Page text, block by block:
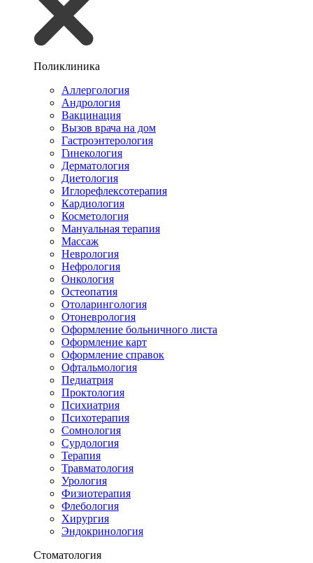
Поликлиника
Аллергология
Андрология
Вакцинация
Вызов врача на дом
Гастроэнтерология
Гинекология
Дерматология
Диетология
Иглорефлексотерапия
Кардиология
Косметология
Мануальная терапия
Массаж
Неврология
Нефрология
Онкология
Остеопатия
Отоларингология
Отоневрология
Оформление больничного листа
Оформление карт
Оформление справок
Офтальмология
Педиатрия
Проктология
Психиатрия
Психотерапия
Сомнология
Сурдология
Терапия
Травматология
Урология
Физиотерапия
Флебология
Хирургия
Эндокринология
Стоматология